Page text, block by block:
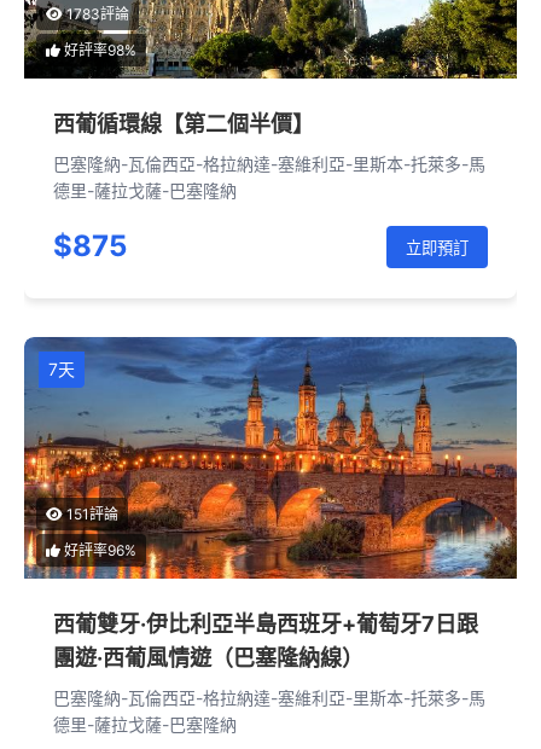
1783評論
好評率98%
西葡循環線【第二個半價】
巴塞隆納-瓦倫西亞-格拉納達-塞維利亞-里斯本-托萊多-馬
德里-薩拉戈薩-巴塞隆納
$875 立即預訂
7天
151評論
好評率96%
西葡雙牙·伊比利亞半島西班牙+葡萄牙7日跟
團遊·西葡風情遊（巴塞隆納線）
巴塞隆納-瓦倫西亞-格拉納達-塞維利亞-里斯本-托萊多-馬
德里-薩拉戈薩-巴塞隆納